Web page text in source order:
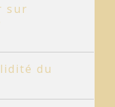
sur
du